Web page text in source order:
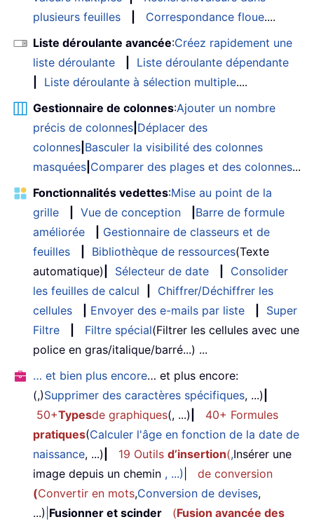
plusieurs feuilles
Correspondance floue....
Liste déroulante avancée:Créez rapidement une
liste déroulante
Liste déroulante dépendante
Liste déroulante à sélection multiple....
Gestionnaire de colonnes:Ajouter un nombre
précis de colonnes Déplacer des
colonnes Basculer la visibilité des colonnes
masquées Comparer des plages et des colonnes...
Fonctionnalités vedettes:Mise au point de la
grille
Vue de conception
Barre de formule
améliorée
Gestionnaire de classeurs et de
feuilles
Bibliothèque de ressources(Texte
automatique)
Sélecteur de date
Consolider
les feuilles de calcul
Chiffrer/Déchiffrer les
cellules
Envoyer des e-mails par liste
Super
Filtre
Filtre spécial(Filtrer les cellules avec une
police en gras/italique/barré...) ...
… et bien plus encore… et plus encore:
(,)Supprimer des caractères spécifiques, ...)
50+Typesde graphiques(, ...)
40+ Formules
pratiques(Calculer l'âge en fonction de la date de
naissance, ...) 19 Outils d’insertion(,Insérer une
image depuis un chemin , ...)
de conversion
(Convertir en mots,Conversion de devises,
...) Fusionner et scinder (Fusion avancée des